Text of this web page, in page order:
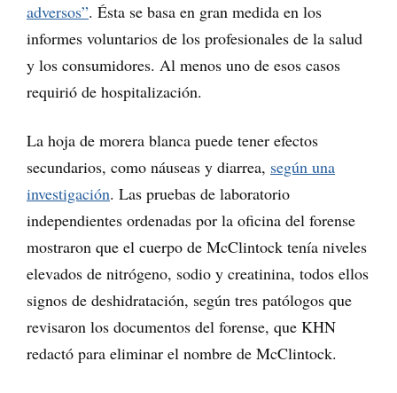
adversos”. Ésta se basa en gran medida en los
informes voluntarios de los profesionales de la salud
y los consumidores. Al menos uno de esos casos
requirió de hospitalización.
La hoja de morera blanca puede tener efectos
secundarios, como náuseas y diarrea, según una
investigación. Las pruebas de laboratorio
independientes ordenadas por la oficina del forense
mostraron que el cuerpo de McClintock tenía niveles
elevados de nitrógeno, sodio y creatinina, todos ellos
signos de deshidratación, según tres patólogos que
revisaron los documentos del forense, que KHN
redactó para eliminar el nombre de McClintock.